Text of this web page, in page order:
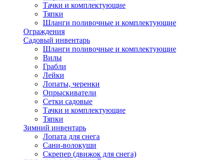
Тачки и комплектующие
Тяпки
Шланги поливочные и комплектующие
Ограждения
Садовый инвентарь
Шланги поливочные и комплектующие
Вилы
Грабли
Лейки
Лопаты, черенки
Опрыскиватели
Сетки садовые
Тачки и комплектующие
Тяпки
Зимний инвентарь
Лопата для снега
Сани-волокуши
Скрепер (движок для снега)